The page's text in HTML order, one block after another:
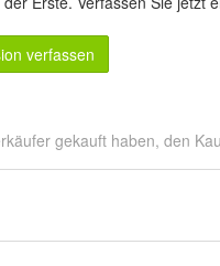
verfassen
gekauft haben, den